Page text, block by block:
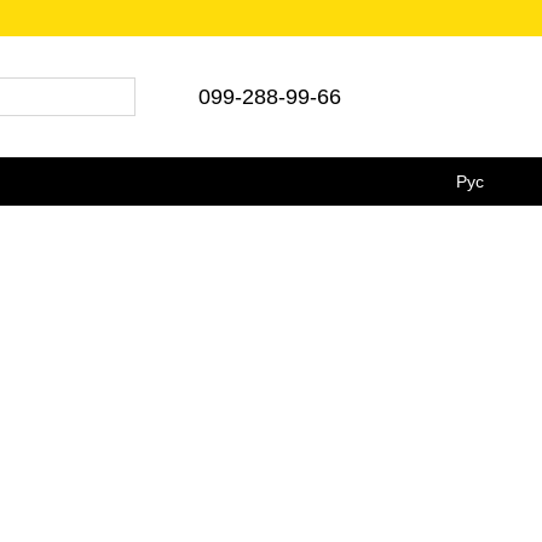
99-66 💵Є післяплата 🚛Укр/Нова пошта
099-288-99-66
Рус